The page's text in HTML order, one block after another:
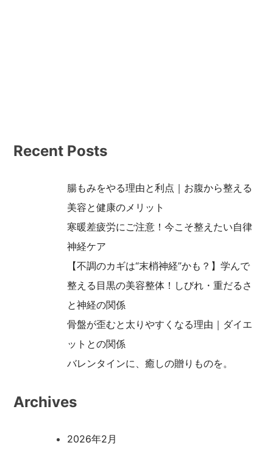
Recent Posts
腸もみをやる理由と利点｜お腹から整える
美容と健康のメリット
寒暖差疲労にご注意！今こそ整えたい自律
神経ケア
【不調のカギは“末梢神経”かも？】学んで
整える目黒の美容整体！しびれ・重だるさ
と神経の関係
骨盤が歪むと太りやすくなる理由｜ダイエ
ットとの関係
バレンタインに、癒しの贈りものを。
Archives
2026年2月